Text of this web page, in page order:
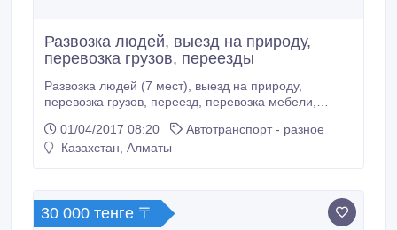
Развозка людей, выезд на природу,
перевозка грузов, переезды
Развозка людей (7 мест), выезд на природу,
перевозка грузов, переезд, перевозка мебели,
01/04/2017 08:20
Автотранспорт - разное
Казахстан, Алматы
30 000 тенге 〒